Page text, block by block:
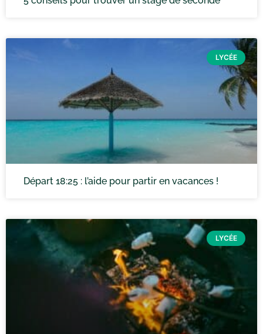
LYCÉE
Départ 18:25 : l’aide pour partir en vacances !
LYCÉE